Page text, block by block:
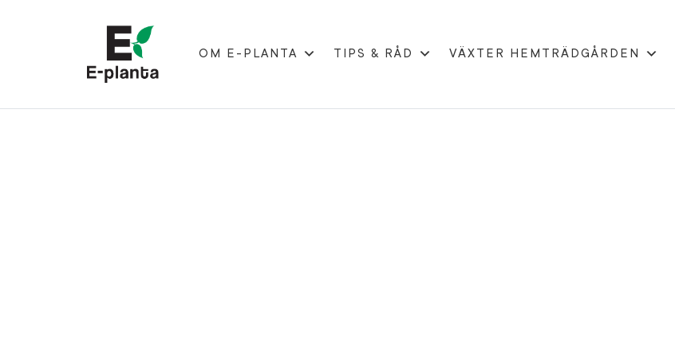
HUVUDNAVIGERING
OM E-PLANTA TIPS & RÅD VÄXTER HEMTRÄDGÅRDEN